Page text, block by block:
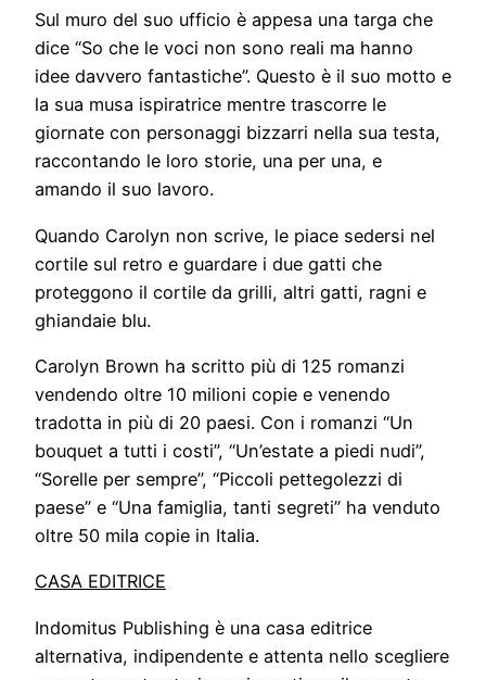
Sul muro del suo ufficio è appesa una targa che
dice “So che le voci non sono reali ma hanno
idee davvero fantastiche”. Questo è il suo motto e
la sua musa ispiratrice mentre trascorre le
giornate con personaggi bizzarri nella sua testa,
raccontando le loro storie, una per una, e
amando il suo lavoro.
Quando Carolyn non scrive, le piace sedersi nel
cortile sul retro e guardare i due gatti che
proteggono il cortile da grilli, altri gatti, ragni e
ghiandaie blu.
Carolyn Brown ha scritto più di 125 romanzi
vendendo oltre 10 milioni copie e venendo
tradotta in più di 20 paesi. Con i romanzi “Un
bouquet a tutti i costi”, “Un’estate a piedi nudi”,
“Sorelle per sempre”, “Piccoli pettegolezzi di
paese” e “Una famiglia, tanti segreti” ha venduto
oltre 50 mila copie in Italia.
CASA EDITRICE
Indomitus Publishing è una casa editrice
alternativa, indipendente e attenta nello scegliere